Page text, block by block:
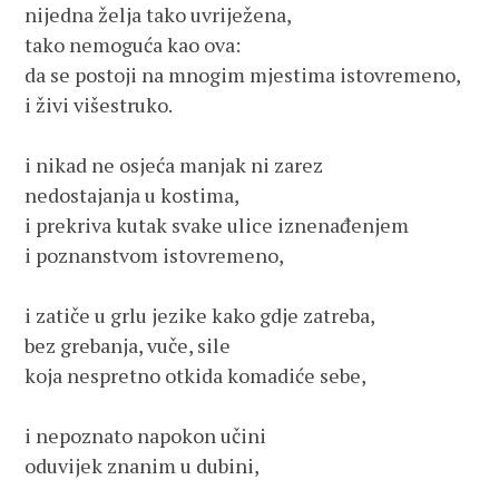
nijedna želja tako uvriježena,
tako nemoguća kao ova:
da se postoji na mnogim mjestima istovremeno,
i živi višestruko.
i nikad ne osjeća manjak ni zarez
nedostajanja u kostima,
i prekriva kutak svake ulice iznenađenjem
i poznanstvom istovremeno,
i zatiče u grlu jezike kako gdje zatreba,
bez grebanja, vuče, sile
koja nespretno otkida komadiće sebe,
i nepoznato napokon učini
oduvijek znanim u dubini,